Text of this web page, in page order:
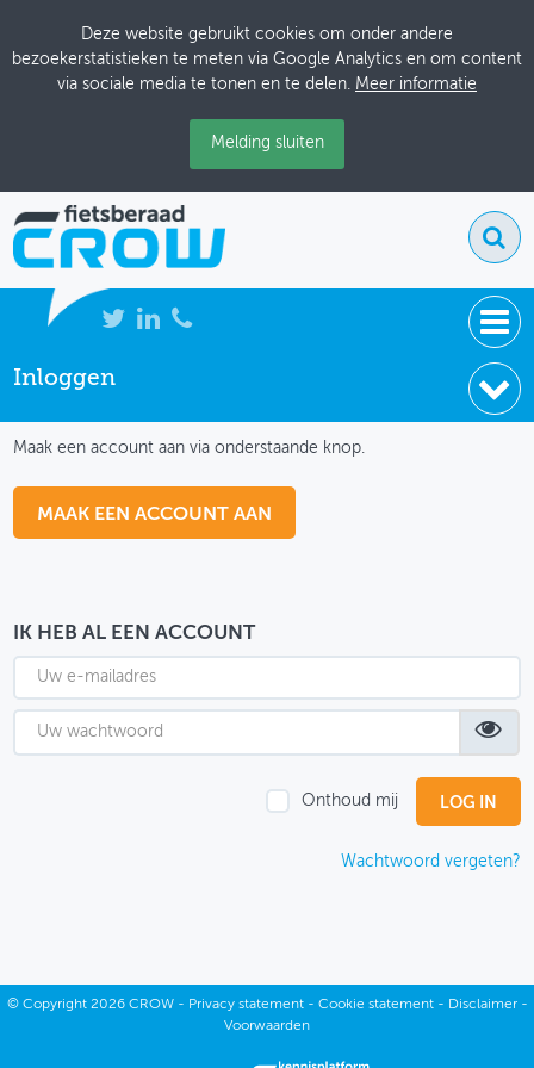
Deze website gebruikt cookies om onder andere
bezoekerstatistieken te meten via Google Analytics en om content
via sociale media te tonen en te delen. Meer informatie
Melding sluiten
NIEUWS
THEMASITES
MIJN PROFIEL
GEBRUIKER
Inloggen
Maak een account aan via onderstaande knop.
MAAK EEN ACCOUNT AAN
IK HEB AL EEN ACCOUNT
Onthoud mij
Wachtwoord vergeten?
© Copyright2026 CROW - Privacy statement- Cookie statement- Disclaimer-
Voorwaarden